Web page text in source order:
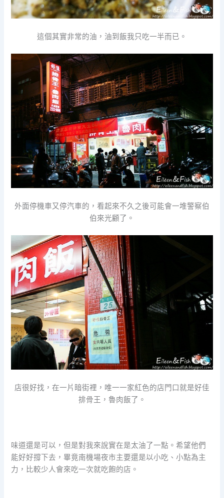
這個其實非常的油，油到飯我只吃一半而已。
外面停機車又停汽車的，看起來不久之後可能會一堆警察伯
伯來光顧了。
店很好找，在一片暗街裡，唯一一家紅色的店門口就是好佳
排骨王，魯肉飯了。
味道還是可以，但是對我來說實在是太油了一點。希望他們
能好好撐下去，畢竟南機場夜市主要還是以小吃、小點為主
力，比較少人會來吃一次就吃飽的店。